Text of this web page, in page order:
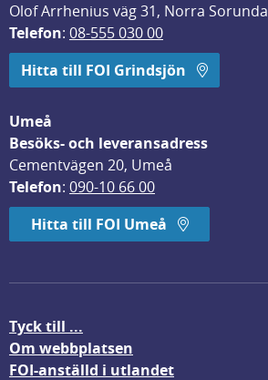
Olof Arrhenius väg 31, Norra Sorunda
Telefon: 08-555 030 00
Hitta till FOI Grindsjön
Umeå
Besöks- och leveransadress
Cementvägen 20, Umeå
Telefon: 090-10 66 00
Hitta till FOI Umeå
Tyck till ...
Om webbplatsen
FOI-anställd i utlandet